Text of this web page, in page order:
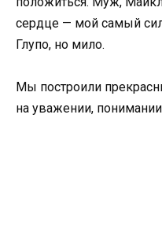
сердце — мой самый
Глупо, но мило.
Мы построили
на уважении,